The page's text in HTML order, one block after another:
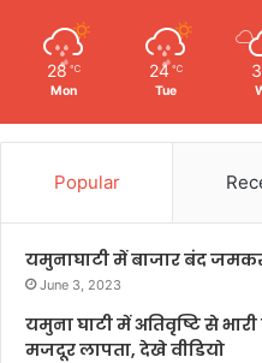
28 ℃
Mon
24 ℃
Tue
Popular
यमुनाघाटी में बाजार बंद
June 3, 2023
यमुना घाटी में अतिवृष्टि से
मजदूर लापता, देखे वीडियो